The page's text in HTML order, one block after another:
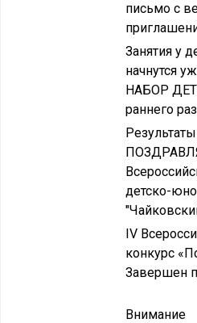
письмо с
Занятия у
начнутся
НАБОР
раннего
детско-
IV
конкурс
Завершен
Внимание